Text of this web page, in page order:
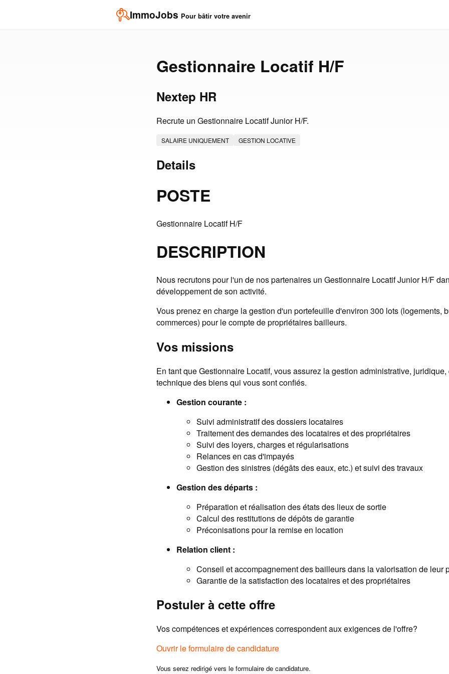
ImmoJobs Pour bâtir votre avenir
Gestionnaire Locatif H/F
Nextep HR
Recrute un Gestionnaire Locatif Junior H/F.
SALAIRE UNIQUEMENT GESTION LOCATIVE
Details
POSTE
Gestionnaire Locatif H/F
DESCRIPTION
Nous recrutons pour l'un de nos partenaires un Gestionnaire Locatif Junior H/F
développement de son activité.
Vous prenez en charge la gestion d'un portefeuille d'environ 300 lots (logements,
commerces) pour le compte de propriétaires bailleurs.
Vos missions
En tant que Gestionnaire Locatif, vous assurez la gestion administrative,
technique des biens qui vous sont confiés.
Gestion courante :
Suivi administratif des dossiers locataires
Traitement des demandes des locataires et des propriétaires
Suivi des loyers, charges et régularisations
Relances en cas d'impayés
Gestion des sinistres (dégâts des eaux, etc.) et suivi des travaux
Gestion des départs :
Préparation et réalisation des états des lieux de sortie
Calcul des restitutions de dépôts de garantie
Préconisations pour la remise en location
Relation client :
Conseil et accompagnement des bailleurs dans la valorisation de leur
Garantie de la satisfaction des locataires et des propriétaires
Postuler à cette offre
Vos compétences et expériences correspondent aux exigences de l'offre?
Ouvrir le formulaire de candidature
Vous serez redirigé vers le formulaire de candidature.